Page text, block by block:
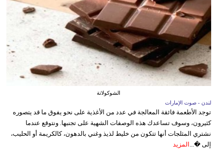
الشوكولاتة
لندن - صوت الإمارات
توجد الأطعمة فائقة المعالجة في عدد من الأغذية على نحو يفوق ما قد يتصوره
كثيرون، وسوف تساعدك هذه الوصفات الشهية على تجنبها. ونتوقع عندما
نشتري المثلجات أنها تتكون من خليط لذيذ وغني بالدهون، كالكريمة أو الحليب،
إلى �... المزيد